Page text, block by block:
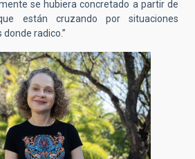
se hubiera concretado a partir de
están cruzando por situaciones
radico.”